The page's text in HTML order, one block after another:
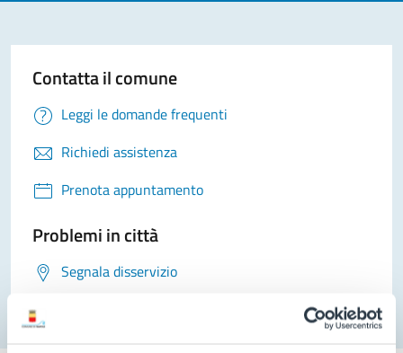
Contatta il comune
Leggi le domande frequenti
Richiedi assistenza
Prenota appuntamento
Problemi in città
Segnala disservizio